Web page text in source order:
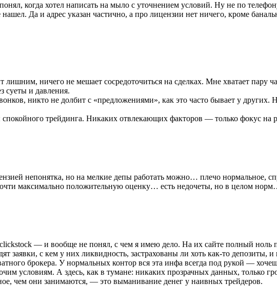
когда хотел написать на мыло с уточнением условий. Ну не по
нашел. Да и адрес указан частично, а про лицензии нет ничего, кроме
лишним, ничего не мешает сосредоточиться на сделках. Мне хватает пару
суеты и давления.
никто не долбит с «предложениями», как это часто бывает у
спокойного трейдинга. Никаких отвлекающих факторов — только фокус на
непонятка, но на мелкие депы работать можно… плечо нормальное,
максимально положительную оценку… есть недочеты, но в целом
— и вообще не понял, с чем я имею дело. На их сайте полный
заявки, с кем у них ликвидность, застрахованы ли хоть как-то депозиты,
брокера. У нормальных контор вся эта инфа всегда под рукой —
условиям. А здесь, как в тумане: никаких прозрачных данных, только
чем они занимаются, — это выманивание денег у наивных трейдеров.